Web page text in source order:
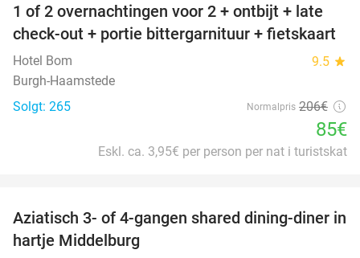
59%
1 of 2 overnachtingen voor 2 + ontbijt + late
check-out + portie bittergarnituur + fietskaart
Hotel Bom 9.5 star
Burgh-Haamstede
Solgt: 265
Normalpris 206€
85€
Eskl. ca. 3,95€ per person per nat i turistskat
36%
Aziatisch 3- of 4-gangen shared dining-diner in
hartje Middelburg